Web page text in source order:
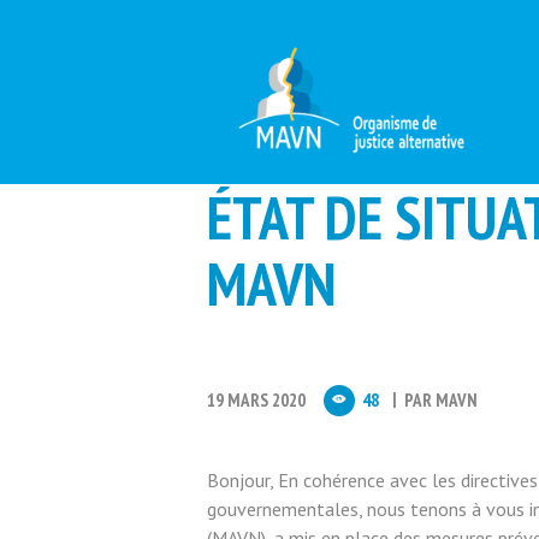
ÉTAT DE
MAVN
19 MARS 2020 48 PAR MAVN
Bonjour, En cohérence avec les
gouvernementales, nous tenons à vous